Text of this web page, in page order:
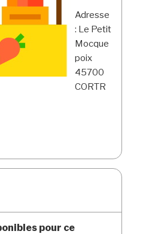
Adresse
: Le Petit
Mocque
poix
45700
CORTR
pour ce